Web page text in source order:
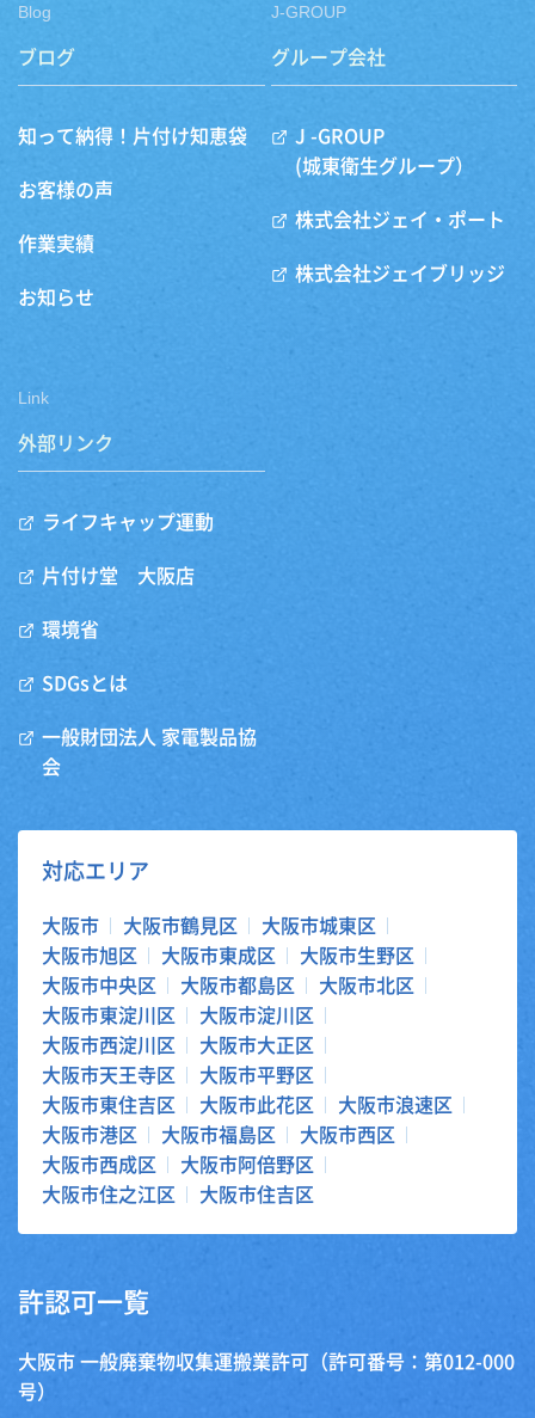
Blog
ブログ
知って納得！片付け知恵袋
お客様の声
作業実績
お知らせ
J-GROUP
グループ会社
J -GROUP
(城東衛生グループ）
株式会社ジェイ・ポート
株式会社ジェイブリッジ
Link
外部リンク
ライフキャップ運動
片付け堂 大阪店
環境省
SDGsとは
一般財団法人 家電製品協
会
対応エリア
大阪市 大阪市鶴見区
大阪市城東区
大阪市旭区
大阪市東成区
大阪市生野区
大阪市中央区
大阪市都島区
大阪市北区
大阪市東淀川区
大阪市淀川区
大阪市西淀川区
大阪市大正区
大阪市天王寺区
大阪市平野区
大阪市東住吉区
大阪市此花区
大阪市浪速区
大阪市港区
大阪市福島区
大阪市西区
大阪市西成区
大阪市阿倍野区
大阪市住之江区
大阪市住吉区
許認可一覧
大阪市 一般廃棄物収集運搬業許可（許可番号：第012-000
号）